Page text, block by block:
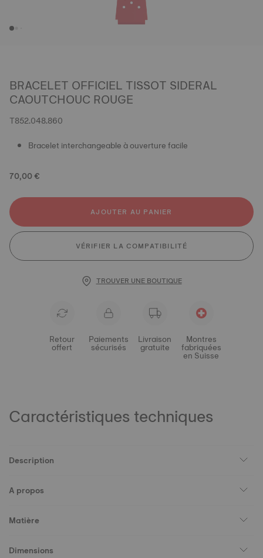
BRACELET OFFICIEL TISSOT SIDERAL
CAOUTCHOUC ROUGE
T852.048.860
Bracelet interchangeable à ouverture facile
70,00 €
AJOUTER AU PANIER
VÉRIFIER LA COMPATIBILITÉ
TROUVER UNE BOUTIQUE
Retour
offert
Paiements
sécurisés
Livraison
gratuite
Montres
fabriquées
en Suisse
Caractéristiques techniques
Description
A propos
Matière
Dimensions